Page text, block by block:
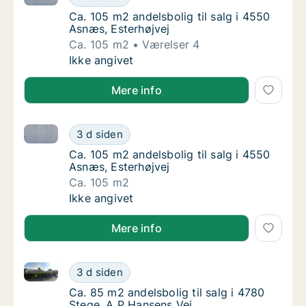
Ca. 105 m2 andelsbolig til salg i 4550
Ca. 105 m2 andelsbolig til salg i 4550
Asnæs, Esterhøjvej
Ca. 105 m2
Værelser 4
Ca. 105 m2 andelsbolig til salg i 4550
Ikke angivet
Mere info
Ca. 105 m2 andelsbolig til salg i 4550
3 d siden
Ca. 105 m2 andelsbolig til salg i 4550 Asnæs,
Ca. 105 m2 andelsbolig til salg i 4550
Ca. 105 m2 andelsbolig til salg i 4550
Asnæs, Esterhøjvej
Ca. 105 m2
Ca. 105 m2 andelsbolig til salg i 4550
Ikke angivet
Mere info
Ca. 85 m2 andelsbolig til salg i 4780 Stege,
3 d siden
Ca. 85 m2 andelsbolig til salg i 4780 Stege, A P
Ca. 85 m2 andelsbolig til salg i 4780 Stege,
Ca. 85 m2 andelsbolig til salg i 4780